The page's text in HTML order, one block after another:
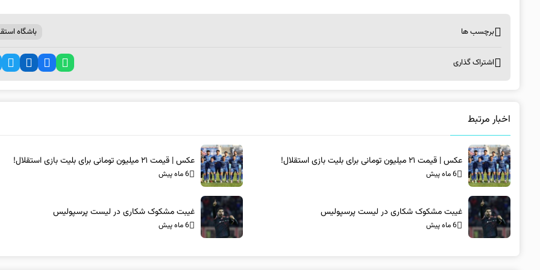
برچسب ها باشگاه
اشتراک گذاری
اخبار مرتبط
عکس | قیمت ۲۱ میلیون تومانی برای بلیت بازی استقلال!
6 ماه پیش
عکس | قیمت ۲۱ میلیون تومانی برای بلیت بازی استقلال!
6 ماه پیش
غیبت مشکوک شکاری در لیست پرسپولیس
6 ماه پیش
غیبت مشکوک شکاری در لیست پرسپولیس
6 ماه پیش